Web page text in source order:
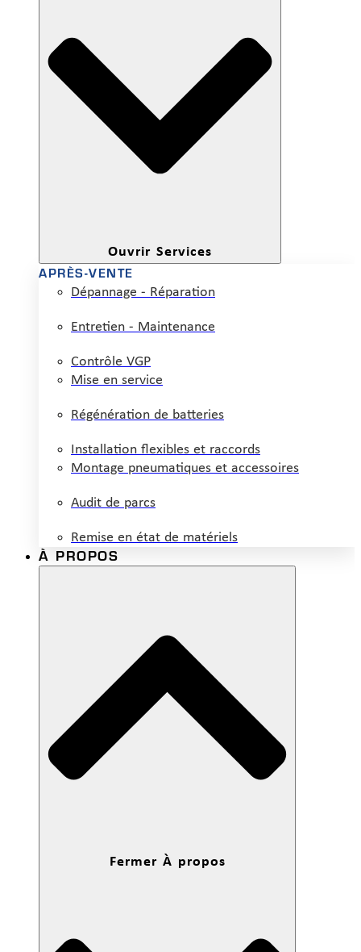
Ouvrir Services
APRÈS-VENTE
Dépannage - Réparation
Entretien - Maintenance
Contrôle VGP
Mise en service
Régénération de batteries
Installation flexibles et raccords
Montage pneumatiques et accessoires
Audit de parcs
Remise en état de matériels
À PROPOS
Fermer À propos